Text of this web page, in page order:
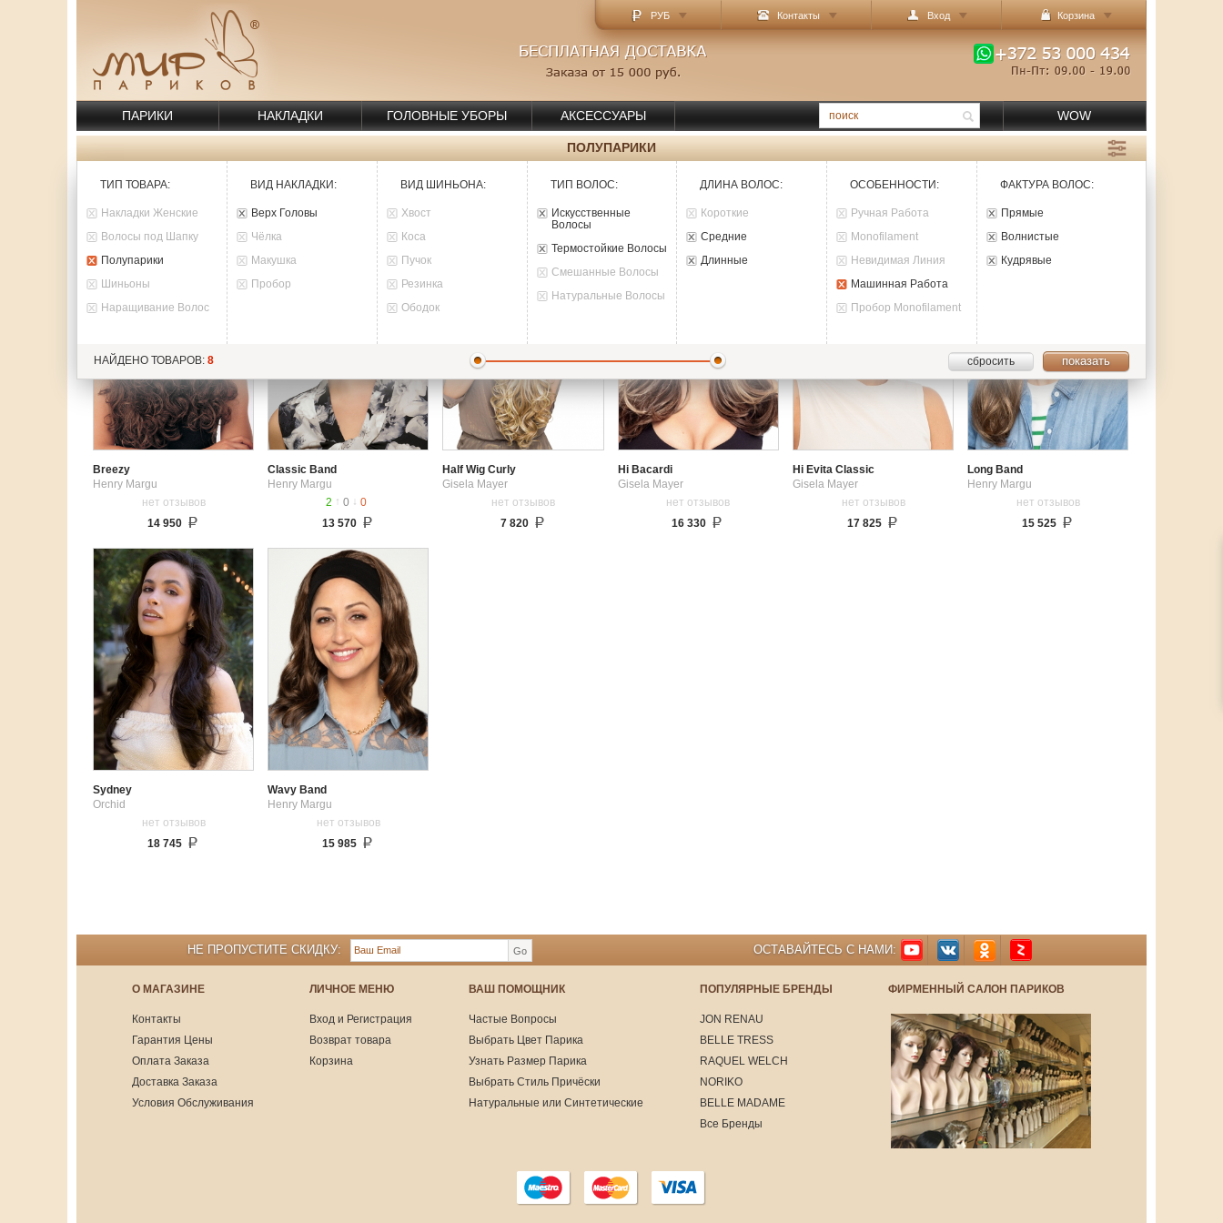
РУБ Контакты Вход Корзина
ПАРИКИ НАКЛАДКИ ГОЛОВНЫЕ УБОРЫ АКСЕССУАРЫ WOW
ПОЛУПАРИКИ
ТИП ТОВАРА:
Накладки Женские
Волосы под Шапку
Полупарики
Шиньоны
Наращивание Волос
ВИД НАКЛАДКИ :
Верх Головы
Чёлка
Макушка
Пробор
ВИД ШИНЬОНА:
Хвост
Коса
Пучок
Резинка
Ободок
ТИП ВОЛОС:
Искусственные
Волосы
Термостойкие Волосы
Смешанные Волосы
Натуральные Волосы
ДЛИНА ВОЛОС:
Короткие
Средние
Длинные
ОСОБЕННОСТИ :
Ручная Работа
Monofilament
Невидимая Линия
Машинная Работа
Пробор Monofilament
ФАКТУРА ВОЛОС:
Прямые
Волнистые
Кудрявые
НАЙДЕНО ТОВАРОВ: 8 сбросить показать
Breezy
Henry Margu
нет отзывов
14 950
Classic Band
Henry Margu
2 ↑ 0 ↓ 0
13 570
Half Wig Curly
Gisela Mayer
нет отзывов
7 820
Hi Bacardi
Gisela Mayer
нет отзывов
16 330
Hi Evita Classic
Gisela Mayer
нет отзывов
17 825
Long Band
Henry Margu
нет отзывов
15 525
Sydney
Orchid
нет отзывов
18 745
Wavy Band
Henry Margu
нет отзывов
15 985
НЕ ПРОПУСТИТЕ СКИДКУ: Go ОСТАВАЙТЕСЬ С НАМИ:
О МАГАЗИНЕ
Контакты
Гарантия Цены
Оплата Заказа
Доставка Заказа
Условия Обслуживания
ЛИЧНОЕ МЕНЮ
Вход и Регистрация
Возврат товара
Корзина
ВАШ ПОМОЩНИК
Частые Вопросы
Выбрать Цвет Парика
Узнать Размер Парика
Выбрать Стиль Причёски
Натуральные или Синтетические
ПОПУЛЯРНЫЕ БРЕНДЫ
JON RENAU
BELLE TRESS
RAQUEL WELCH
NORIKO
BELLE MADAME
Все Бренды
ФИРМЕННЫЙ САЛОН ПАРИКОВ